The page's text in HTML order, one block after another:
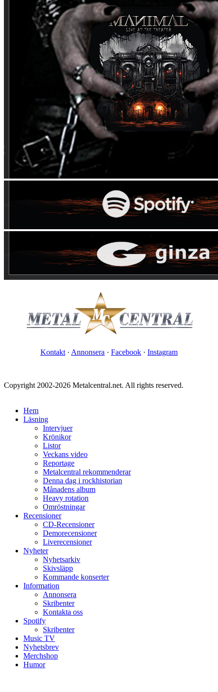
Kontakt · Annonsera · Facebook · Instagram
Copyright 2002-2026 Metalcentral.net. All rights reserved.
Hem
Läsning
Intervjuer
Krönikor
Listor
Veckans video
Reportage
Metalcentral rekommenderar
Denna dag i rockhistorian
Månadens album
Heavy rotation
Omröstningar
Recensioner
CD-Recensioner
Demorecensioner
Liverecensioner
Nyheter
Nyhetsarkiv
Skivsläpp
Kommande konserter
Information
Annonsera
Skribenter
Kontakta oss
Spotify
Skribenter
Music TV
Nyhetsbrev
Merchshop
Humor